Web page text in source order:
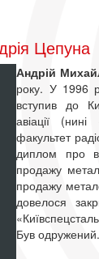
Цепуна
Андрій
року. У 1996
вступив до
авіації
факультет
диплом про
продажу
продажу
довелося
Був